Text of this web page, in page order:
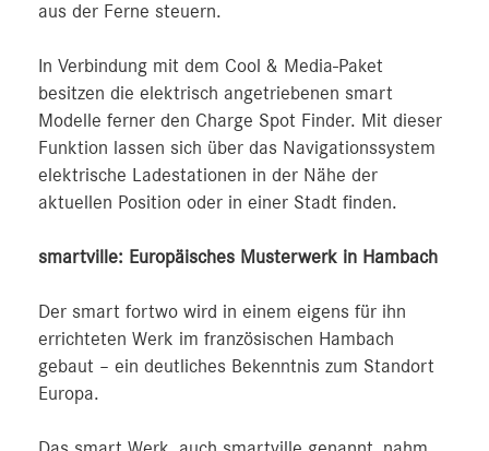
aus der Ferne steuern.
In Verbindung mit dem Cool & Media-Paket
besitzen die elektrisch angetriebenen smart
Modelle ferner den Charge Spot Finder. Mit dieser
Funktion lassen sich über das Navigationssystem
elektrische Ladestationen in der Nähe der
aktuellen Position oder in einer Stadt finden.
smartville: Europäisches Musterwerk in Hambach
Der smart fortwo wird in einem eigens für ihn
errichteten Werk im französischen Hambach
gebaut – ein deutliches Bekenntnis zum Standort
Europa.